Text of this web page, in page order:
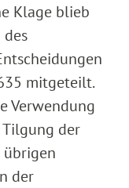
Klage blieb
mitgeteilt.
Verwendung
Tilgung der
der